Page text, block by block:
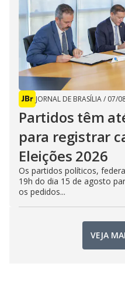
JORNAL DE BRASÍLIA/ 07/
Partidos têm
para registrar
Eleições 2026
Os partidos políticos,
19h do dia 15 de agosto
os pedidos...
VEJA